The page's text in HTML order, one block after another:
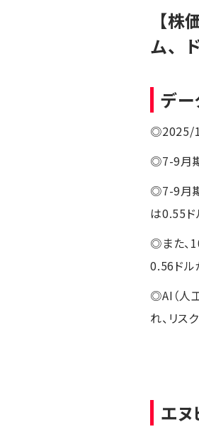
【
ム、
デー
◎2025/
◎7-9月
◎7-9月
は0.55
◎また、
0.56ドル
◎AI（人
れ、リス
エヌ